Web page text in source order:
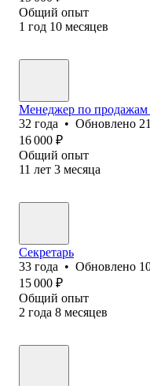
Общий опыт
1 год 10 месяцев
Менеджер по продажам
32 года • Обновлено
16 000 ₽
Общий опыт
11 лет 3 месяца
Секретарь
33 года • Обновлено
15 000 ₽
Общий опыт
2 года 8 месяцев